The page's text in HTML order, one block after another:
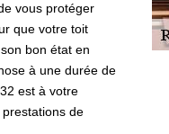
vous protéger
que votre toit
bon état en
à une durée de
est à votre
de